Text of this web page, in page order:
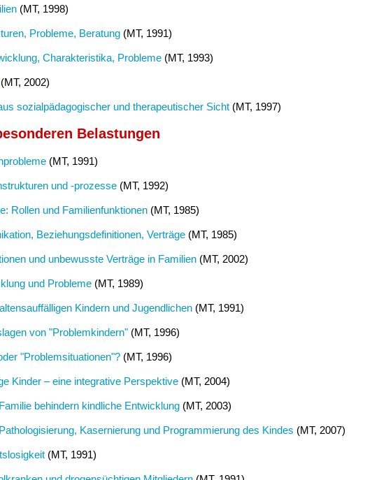
(MT, 1998)
Probleme, Beratung (MT, 1991)
Charakteristika, Probleme (MT, 1993)
(MT, 2002)
sozialpädagogischer und therapeutischer Sicht (MT, 1997)
Belastungen
(MT, 1991)
und -prozesse (MT, 1992)
Rollen und Familienfunktionen (MT, 1985)
Beziehungsdefinitionen, Verträge (MT, 1985)
und unbewusste Verträge in Familien (MT, 2002)
und Probleme (MT, 1989)
Kindern und Jugendlichen (MT, 1991)
von "Problemkindern" (MT, 1996)
"Problemsituationen"? (MT, 1996)
Kinder – eine integrative Perspektive (MT, 2004)
behindern kindliche Entwicklung (MT, 2003)
Kasernierung und Programmierung des Kindes (MT, 2007)
(MT, 1991)